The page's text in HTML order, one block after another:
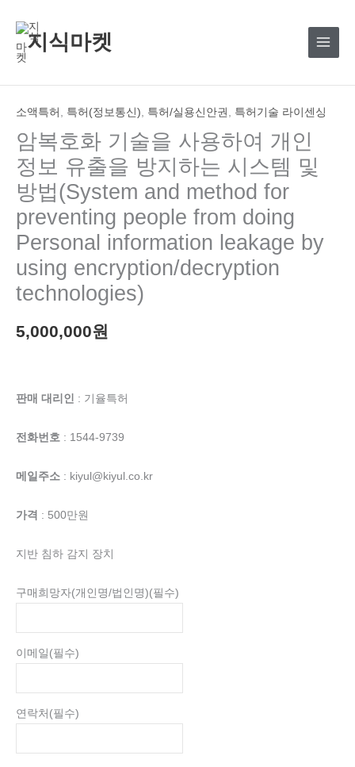
건
지식마켓
소액특허 , 특허(정보통신), 특허/실용신안권 , 특허기술 라이센싱
암복호화 기술을 사용하여 개인
정보 유출을 방지하는 시스템 및
방법(System and method for
preventing people from doing
Personal information leakage by
using encryption/decryption
technologies)
5,000,000원
판매 대리인 : 기율특허
전화번호 : 1544-9739
메일주소 : kiyul@kiyul.co.kr
가격 : 500만원
지반 침하 감지 장치
구매희망자(개인명/법인명)(필수)
이메일 (필수)
연락처 (필수)